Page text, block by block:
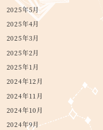
2025年5月
2025年4月
2025年3月
2025年2月
2025年1月
2024年12月
2024年11月
2024年10月
2024年9月